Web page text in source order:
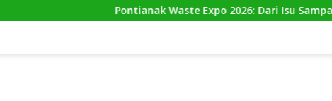
Pontianak Waste Expo 2026: Dari Isu Sampah